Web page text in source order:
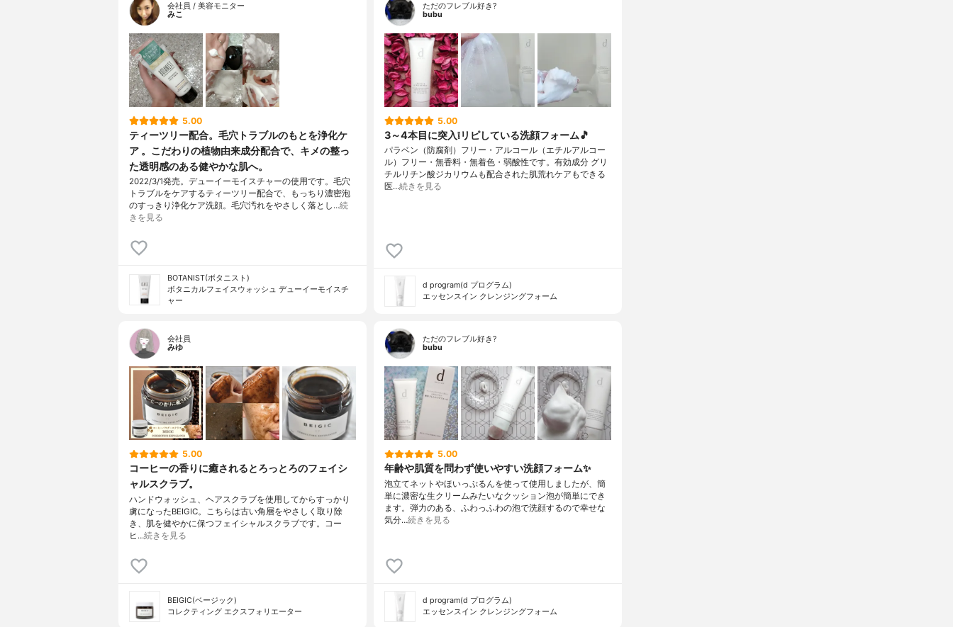
会社員 / 美容モニター
みこ
5.00
ティーツリー配合。毛穴トラブルのもとを浄化ケ
ア 。こだわりの植物由来成分配合で、キメの整っ
た透明感のある健やかな肌へ。
2022/3/1発売。デューイーモイスチャーの使用です。毛穴
トラブルをケアするティーツリー配合で、もっちり濃密泡
のすっきり浄化ケア洗顔。毛穴汚れをやさしく落とし…続
きを見る
BOTANIST(ボタニスト)
ボタニカルフェイスウォッシュ デューイーモイスチ
ャー
ただのフレブル好き?
bubu
5.00
3～4本目に突入❕リピしている洗顔フォーム🎵
パラベン（防腐剤）フリー・アルコール（エチルアルコー
ル）フリー・無香料・無着色・弱酸性です。有効成分 グリ
チルリチン酸ジカリウムも配合された肌荒れケアもできる
医…続きを見る
d program(d プログラム)
エッセンスイン クレンジングフォーム
会社員
みゆ
5.00
コーヒーの香りに癒されるとろっとろのフェイシ
ャルスクラブ。
ハンドウォッシュ、ヘアスクラブを使用してからすっかり
虜になったBEIGIC。こちらは古い角層をやさしく取り除
き、肌を健やかに保つフェイシャルスクラブです。コー
ヒ…続きを見る
BEIGIC(ベージック)
コレクティング エクスフォリエーター
ただのフレブル好き?
bubu
5.00
年齢や肌質を問わず使いやすい洗顔フォーム✨
泡立てネットやほいっぷるんを使って使用しましたが、簡
単に濃密な生クリームみたいなクッション泡が簡単にでき
ます。弾力のある、ふわっふわの泡で洗顔するので幸せな
気分…続きを見る
d program(d プログラム)
エッセンスイン クレンジングフォーム